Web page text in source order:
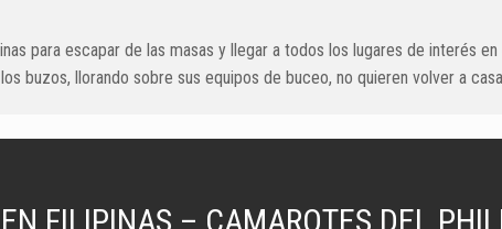
para escapar de las masas y llegar a todos los lugares de interés
buzos, llorando sobre sus equipos de buceo, no quieren volver a casa.
FILIPINAS – CAMAROTES DEL